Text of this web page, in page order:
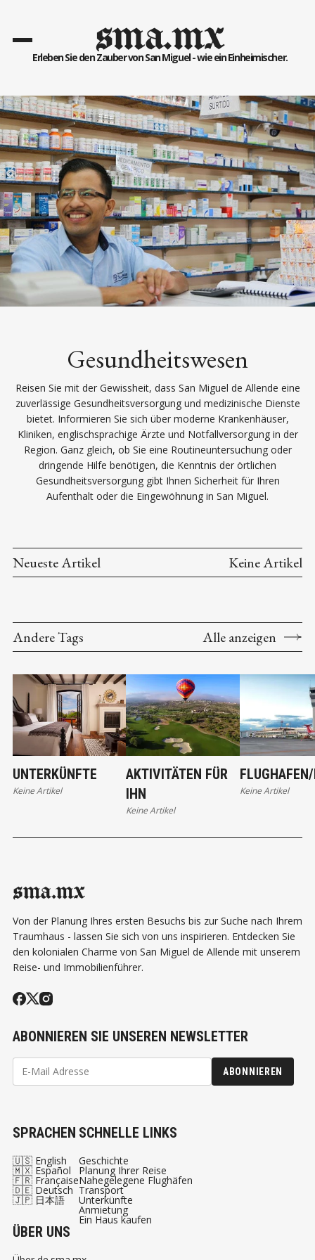
sma.mx
Erleben Sie den Zauber von San Miguel - wie ein Einheimischer.
Gesundheitswesen
Reisen Sie mit der Gewissheit, dass San Miguel de Allende eine
zuverlässige Gesundheitsversorgung und medizinische Dienste
bietet. Informieren Sie sich über moderne Krankenhäuser,
Kliniken, englischsprachige Ärzte und Notfallversorgung in der
Region. Ganz gleich, ob Sie eine Routineuntersuchung oder
dringende Hilfe benötigen, die Kenntnis der örtlichen
Gesundheitsversorgung gibt Ihnen Sicherheit für Ihren
Aufenthalt oder die Eingewöhnung in San Miguel.
Neueste Artikel Keine Artikel
Andere Tags Alle anzeigen
UNTERKÜNFTE
Keine Artikel
AKTIVITÄTEN FÜR
IHN
Keine Artikel
Keine Artikel
sma.mx
Von der Planung Ihres ersten Besuchs bis zur Suche nach Ihrem
Traumhaus - lassen Sie sich von uns inspirieren. Entdecken Sie
den kolonialen Charme von San Miguel de Allende mit unserem
Reise- und Immobilienführer.
ABONNIEREN SIE UNSEREN NEWSLETTER
ABONNIEREN
SPRACHEN
🇺🇸 English
🇲🇽 Español
🇫🇷 Française
🇩🇪 Deutsch
🇯🇵 日本語
SCHNELLE LINKS
Geschichte
Planung Ihrer Reise
Nahegelegene Flughäfen
Transport
Unterkünfte
Anmietung
Ein Haus kaufen
ÜBER UNS